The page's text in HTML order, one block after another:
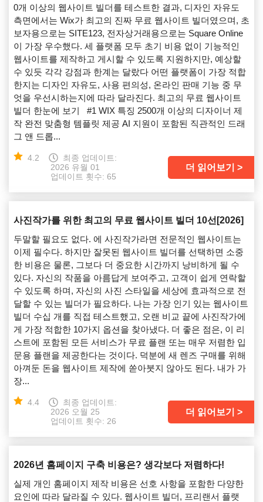
0개 이상의 웹사이트 빌더를 테스트한 결과, 디자인 자유도
측면에서는 Wix가 최고의 진짜 무료 웹사이트 빌더였으며, 초
보자용으로는 SITE123, 전자상거래용으로는 Square Online
이 가장 우수했다. 세 플랫폼 모두 초기 비용 없이 기능적인
웹사이트를 제작하고 게시할 수 있도록 지원하지만, 예상할
수 있듯 각각 강점과 한계는 달랐다 어떤 플랫폼이 가장 적합
한지는 디자인 자유도, 사용 편의성, 온라인 판매 기능 중 무
엇을 우선시하는지에 따라 달라진다. 최고의 무료 웹사이트
빌더 한눈에 보기 #1 WIX 특징 2500개 이상의 디자이너 제
작 완전 맞춤형 템플릿 제공 AI 지원이 포함된 직관적인 드래
그 앤 드롭...
4.2
최종 업데이트:
2026 유월 01
업데이트 횟수: 65
더 읽어보기
사진작가를 위한 최고의 무료 웹사이트 빌더 10선[2026]
두말할 필요도 없다. 에 사진작가라면 전문적인 웹사이트는
이제 필수다. 하지만 잘못된 웹사이트 빌더를 선택하면 소중
한 비용은 물론, 그보다 더 중요한 시간까지 낭비하게 될 수
있다. 자신의 작품을 아름답게 보여주고, 고객이 쉽게 연락할
수 있도록 하며, 자신의 사진 스타일을 세상에 효과적으로 전
달할 수 있는 빌더가 필요하다. 나는 가장 인기 있는 웹사이트
빌더 수십 개를 직접 테스트했고, 오랜 비교 끝에 사진작가에
게 가장 적합한 10가지 옵션을 찾아냈다. 더 좋은 점은, 이 리
스트에 포함된 모든 서비스가 무료 플랜 또는 매우 저렴한 입
문용 플랜을 제공한다는 것이다. 덕분에 새 렌즈 구매를 위해
아껴둔 돈을 웹사이트 제작에 쏟아붓지 않아도 된다. 내가 가
장...
4.4
최종 업데이트:
2026 오월 25
업데이트 횟수: 26
더 읽어보기
2026년 홈페이지 구축 비용은? 생각보다 저렴하다!
실제 개인 홈페이지 제작 비용은 선호 사항을 포함한 다양한
요인에 따라 달라질 수 있다. 웹사이트 빌더, 프리랜서 플랫